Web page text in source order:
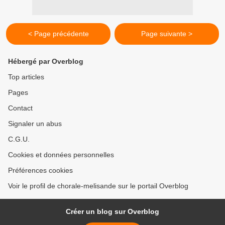
< Page précédente Page suivante >
Hébergé par Overblog
Top articles
Pages
Contact
Signaler un abus
C.G.U.
Cookies et données personnelles
Préférences cookies
Voir le profil de chorale-melisande sur le portail Overblog
Créer un blog sur Overblog